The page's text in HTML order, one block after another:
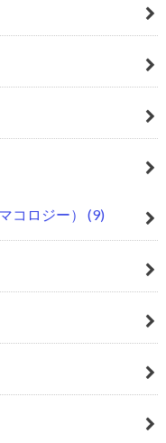
コロジー） (9)